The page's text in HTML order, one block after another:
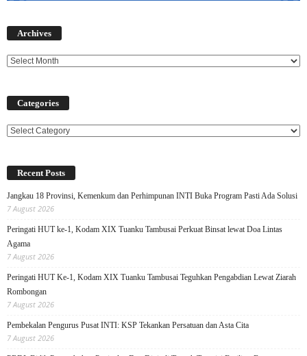
Archives
Categories
Categories
Recent Posts
Jangkau 18 Provinsi, Kemenkum dan Perhimpunan INTI Buka Program Pasti Ada Solusi
7 August 2026
Peringati HUT ke-1, Kodam XIX Tuanku Tambusai Perkuat Binsat lewat Doa Lintas
Agama
7 August 2026
Peringati HUT Ke-1, Kodam XIX Tuanku Tambusai Teguhkan Pengabdian Lewat Ziarah
Rombongan
7 August 2026
Pembekalan Pengurus Pusat INTI: KSP Tekankan Persatuan dan Asta Cita
7 August 2026